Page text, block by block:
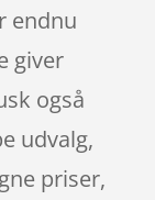
endnu
giver
også
udvalg,
priser,